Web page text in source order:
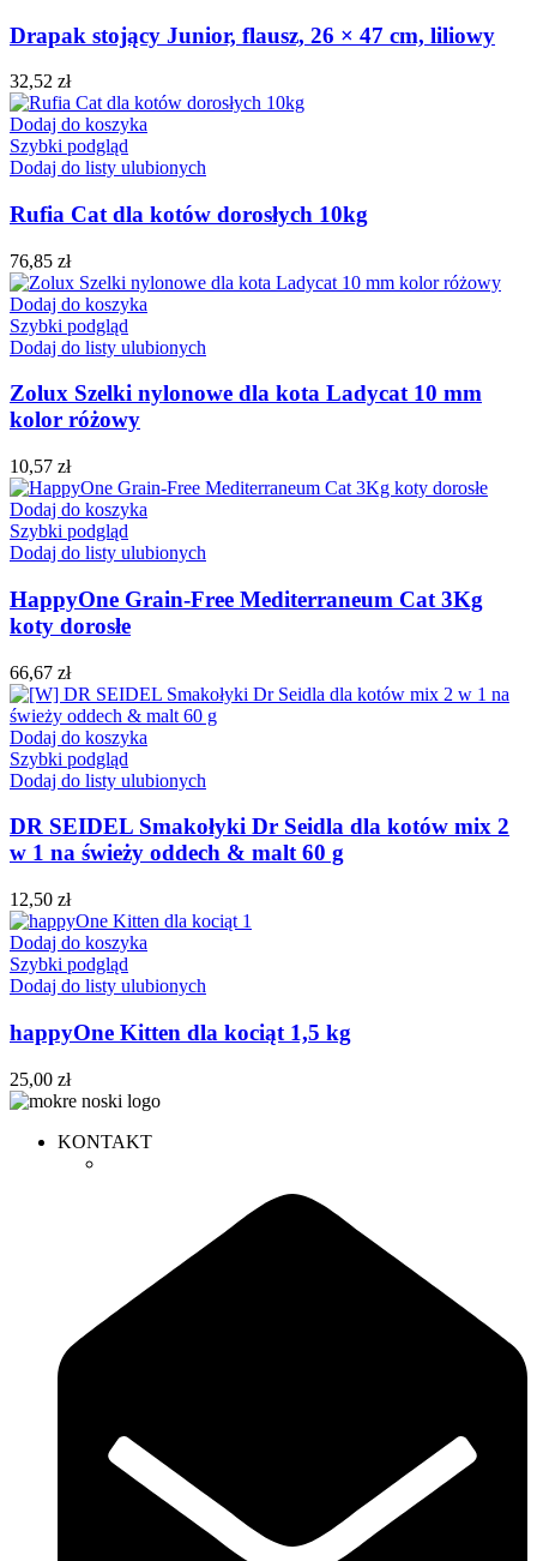
Drapak stojący Junior, flausz, 26 × 47 cm, liliowy
32,52 zł
Dodaj do koszyka
Szybki podgląd
Dodaj do listy ulubionych
Rufia Cat dla kotów dorosłych 10kg
76,85 zł
Dodaj do koszyka
Szybki podgląd
Dodaj do listy ulubionych
Zolux Szelki nylonowe dla kota Ladycat 10 mm
kolor różowy
10,57 zł
Dodaj do koszyka
Szybki podgląd
Dodaj do listy ulubionych
HappyOne Grain-Free Mediterraneum Cat 3Kg
koty dorosłe
66,67 zł
Dodaj do koszyka
Szybki podgląd
Dodaj do listy ulubionych
DR SEIDEL Smakołyki Dr Seidla dla kotów mix 2
w 1 na świeży oddech & malt 60 g
12,50 zł
Dodaj do koszyka
Szybki podgląd
Dodaj do listy ulubionych
happyOne Kitten dla kociąt 1,5 kg
25,00 zł
KONTAKT